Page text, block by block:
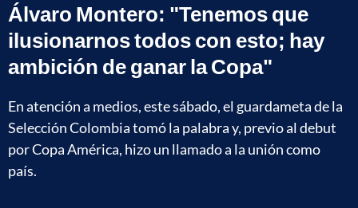
Álvaro Montero: "Tenemos que
ilusionarnos todos con esto; hay
ambición de ganar la Copa"
En atención a medios, este sábado, el guardameta de la
Selección Colombia tomó la palabra y, previo al debut
por Copa América, hizo un llamado a la unión como
país.